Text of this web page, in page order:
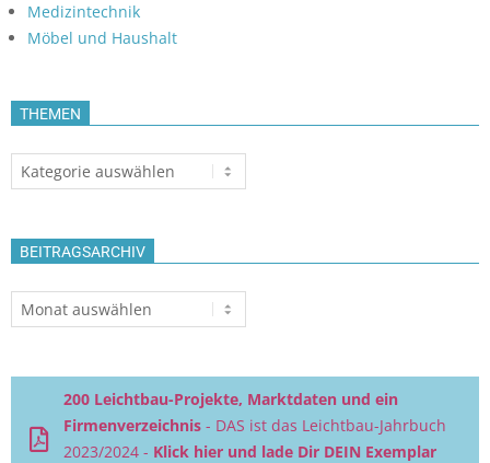
Medizintechnik
Möbel und Haushalt
THEMEN
Themen
BEITRAGSARCHIV
Beitragsarchiv
200 Leichtbau-Projekte, Marktdaten und ein
Firmenverzeichnis - DAS ist das Leichtbau-Jahrbuch
2023/2024 - Klick hier und lade Dir DEIN Exemplar